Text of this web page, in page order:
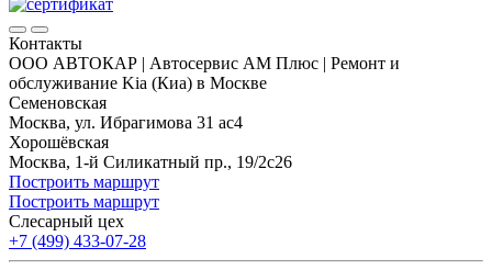
Контакты
ООО АВТОКАР | Автосервис АМ Плюс | Ремонт и
обслуживание Kia (Киа) в Москве
Семеновская
Москва, ул. Ибрагимова 31 ас4
Хорошёвская
Москва, 1-й Силикатный пр., 19/2с26
Построить маршрут
Построить маршрут
Слесарный цех
+7 (499) 433-07-28